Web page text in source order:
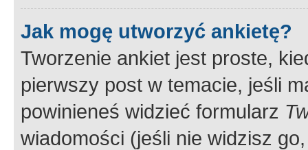
Jak mogę utworzyć ankietę?
Tworzenie ankiet jest proste,
pierwszy post w temacie, jeśli
powinieneś widzieć formularz
wiadomości (jeśli nie widzisz